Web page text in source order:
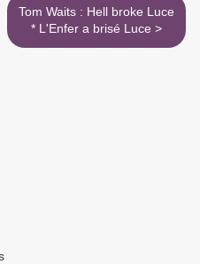
Tom Waits : Hell broke Luce
* L'Enfer a brisé Luce >